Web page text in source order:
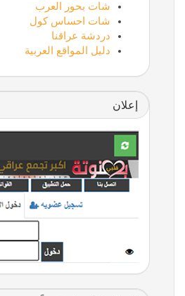
شات بحور العرب
شات احساس كول
دردشة عراقنا
دليل المواقع العربية
إعلان